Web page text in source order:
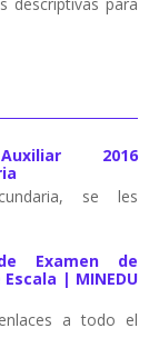
2016
se les
Examen de
| MINEDU
a todo el